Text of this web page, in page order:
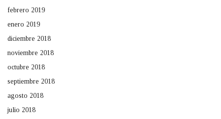
febrero 2019
enero 2019
diciembre 2018
noviembre 2018
octubre 2018
septiembre 2018
agosto 2018
julio 2018